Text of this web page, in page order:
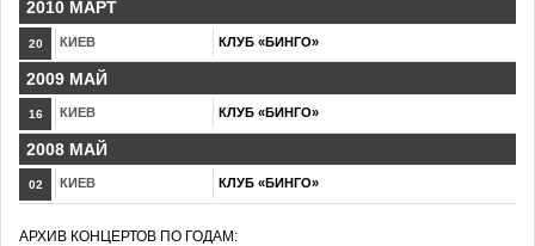
2010 МАРТ
20 КИЕВ КЛУБ «БИНГО»
2009 МАЙ
16 КИЕВ КЛУБ «БИНГО»
2008 МАЙ
02 КИЕВ КЛУБ «БИНГО»
АРХИВ КОНЦЕРТОВ ПО ГОДАМ: